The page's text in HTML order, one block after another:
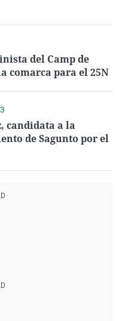
del Camp de
comarca para el 25N
candidata a la
de Sagunto por el